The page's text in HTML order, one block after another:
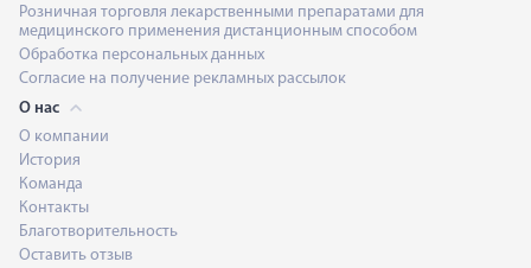
Розничная торговля лекарственными препаратами для
медицинского применения дистанционным способом
Обработка персональных данных
Согласие на получение рекламных рассылок
О нас
О компании
История
Команда
Контакты
Благотворительность
Оставить отзыв